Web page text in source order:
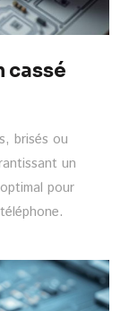
cassé
brisés ou
un
pour